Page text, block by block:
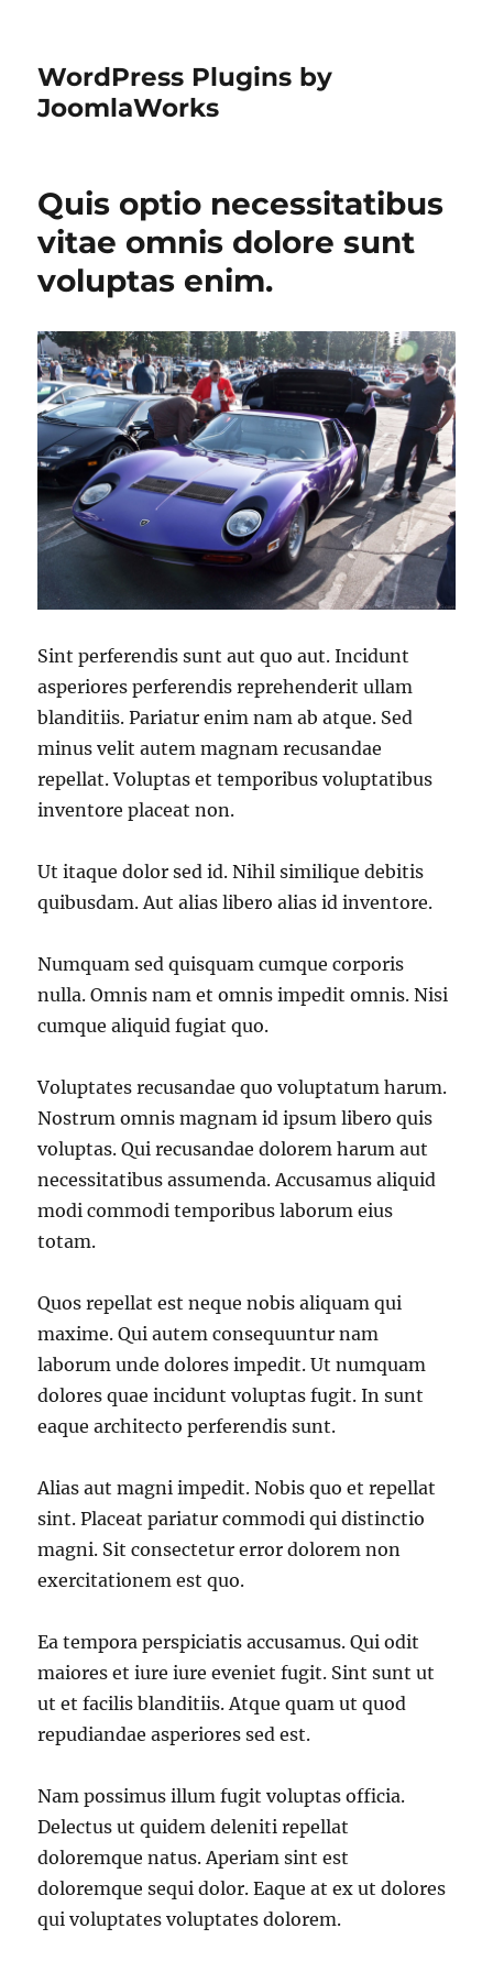
WordPress Plugins by
JoomlaWorks
Quis optio necessitatibus
vitae omnis dolore sunt
voluptas enim.
Sint perferendis sunt aut quo aut. Incidunt
asperiores perferendis reprehenderit ullam
blanditiis. Pariatur enim nam ab atque. Sed
minus velit autem magnam recusandae
repellat. Voluptas et temporibus voluptatibus
inventore placeat non.
Ut itaque dolor sed id. Nihil similique debitis
quibusdam. Aut alias libero alias id inventore.
Numquam sed quisquam cumque corporis
nulla. Omnis nam et omnis impedit omnis. Nisi
cumque aliquid fugiat quo.
Voluptates recusandae quo voluptatum harum.
Nostrum omnis magnam id ipsum libero quis
voluptas. Qui recusandae dolorem harum aut
necessitatibus assumenda. Accusamus aliquid
modi commodi temporibus laborum eius
totam.
Quos repellat est neque nobis aliquam qui
maxime. Qui autem consequuntur nam
laborum unde dolores impedit. Ut numquam
dolores quae incidunt voluptas fugit. In sunt
eaque architecto perferendis sunt.
Alias aut magni impedit. Nobis quo et repellat
sint. Placeat pariatur commodi qui distinctio
magni. Sit consectetur error dolorem non
exercitationem est quo.
Ea tempora perspiciatis accusamus. Qui odit
maiores et iure iure eveniet fugit. Sint sunt ut
ut et facilis blanditiis. Atque quam ut quod
repudiandae asperiores sed est.
Nam possimus illum fugit voluptas officia.
Delectus ut quidem deleniti repellat
doloremque natus. Aperiam sint est
doloremque sequi dolor. Eaque at ex ut dolores
qui voluptates voluptates dolorem.